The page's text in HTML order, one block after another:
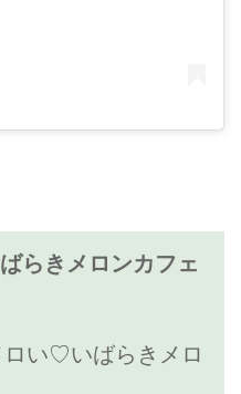
らきメロンカフェ
い♡いばらきメロ